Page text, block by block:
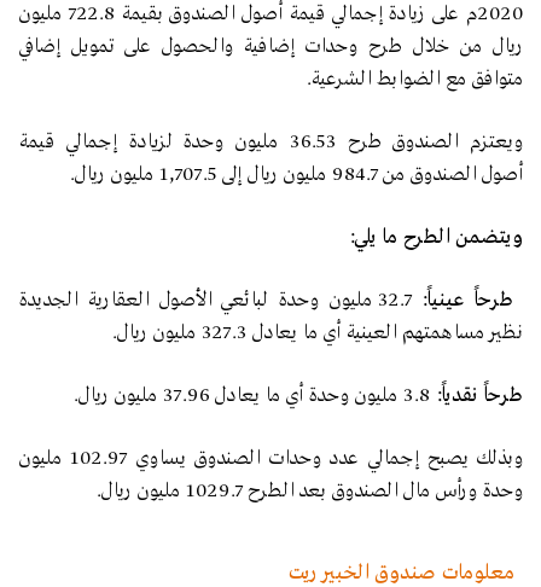
2020م على زيادة إجمالي قيمة أصول الصندوق بقيمة 722.8 مليون
ريال من خلال طرح وحدات إضافية والحصول على تمويل إضافي
متوافق مع الضوابط الشرعية.
ويعتزم الصندوق طرح 36.53 مليون وحدة لزيادة إجمالي قيمة
أصول الصندوق من 984.7 مليون ريال إلى 1,707.5 مليون ريال.
ويتضمن الطرح ما يلي:
طرحاً عينياً:
32.7 مليون وحدة لبائعي الأصول العقارية الجديدة
نظير مساهمتهم العينية أي ما يعادل 327.3 مليون ريال.
طرحاً نقدياً:
وبذلك يصبح إجمالي عدد وحدات الصندوق يساوي 102.97 مليون
وحدة ورأس مال الصندوق بعد الطرح 1029.7 مليون ريال.
معلومات صندوق الخبير ريت